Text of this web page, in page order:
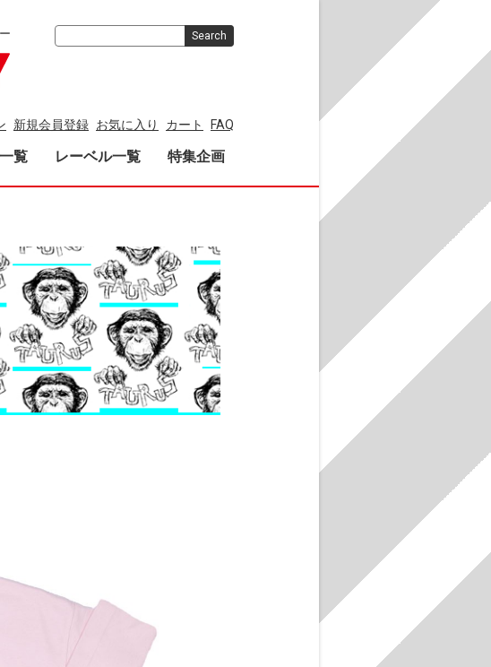
新規会員登録 お気に入り カート FAQ
覧 レーベル一覧 特集企画
Search